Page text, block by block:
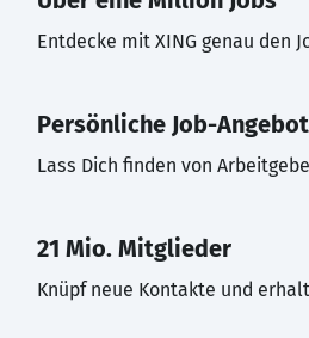
Entdecke mit XING genau den
Persönliche Job-
Lass Dich finden von
21 Mio. Mitglieder
Knüpf neue Kontakte und